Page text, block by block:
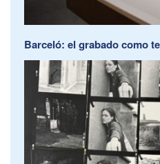
Barceló: el grabado como